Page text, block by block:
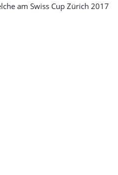
am Swiss Cup Zürich 2017